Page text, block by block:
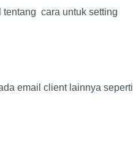
tentang cara untuk setting
email client lainnya seperti